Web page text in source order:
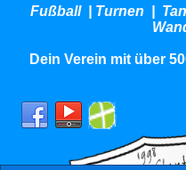
Fußball | Turnen |
Dein Verein mit über